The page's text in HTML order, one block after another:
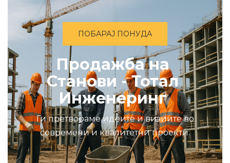
ПОБАРАЈ ПОНУДА
Продажба на
Станови - Тотал
Инженеринг
Ги претвораме идеите и визиите во
современи и квалитетни проекти.